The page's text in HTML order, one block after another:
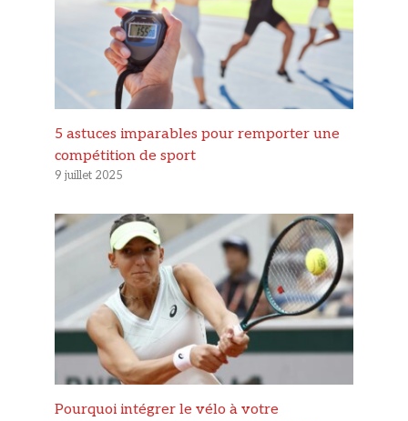
5 astuces imparables pour remporter une
compétition de sport
9 juillet 2025
Pourquoi intégrer le vélo à votre